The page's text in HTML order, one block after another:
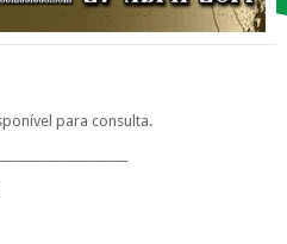
para consulta.